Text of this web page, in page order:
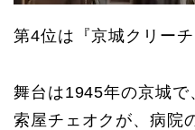
第4位は『京城クリーチ
舞台は1945年の京城で
索屋チェオクが、病院